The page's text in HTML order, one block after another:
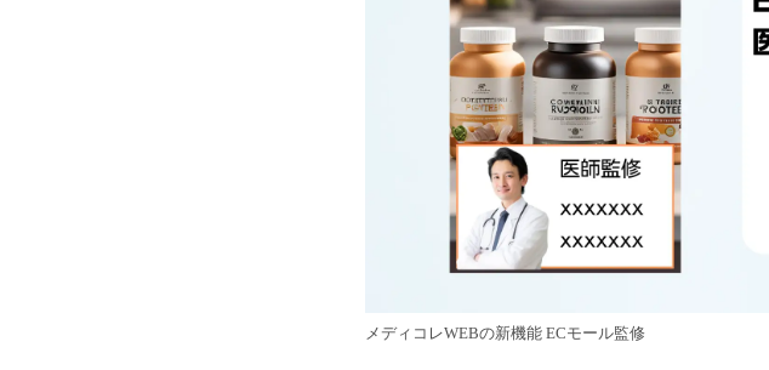
メディコレWEBの新機能 ECモール監修